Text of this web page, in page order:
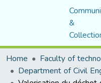
&
Home
Faculty of